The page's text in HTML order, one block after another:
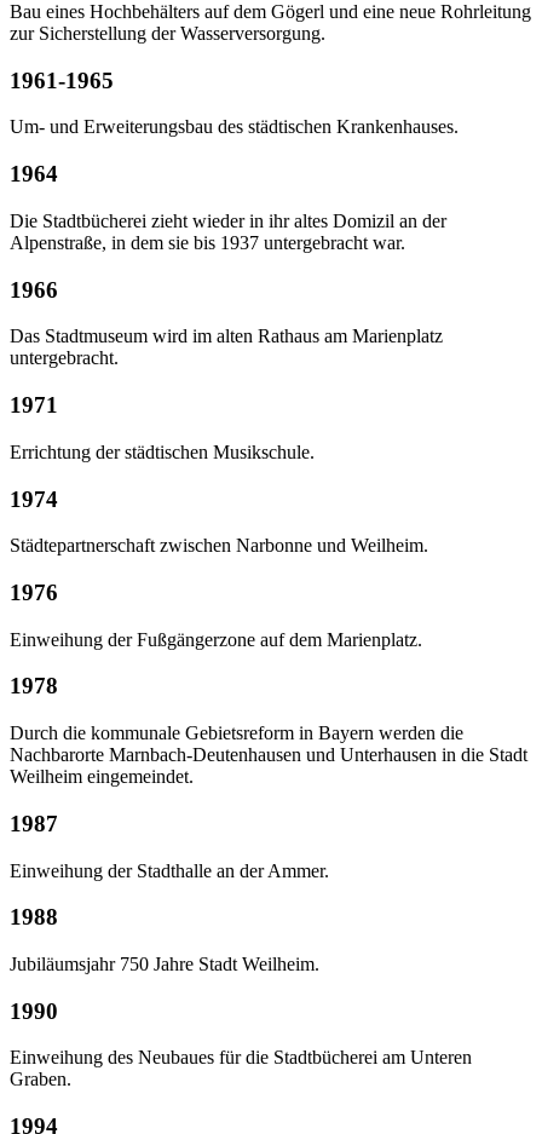
Bau eines Hochbehälters auf dem Gögerl und eine neue Rohrleitung
zur Sicherstellung der Wasserversorgung.
1961-1965
Um- und Erweiterungsbau des städtischen Krankenhauses.
1964
Die Stadtbücherei zieht wieder in ihr altes Domizil an der
Alpenstraße, in dem sie bis 1937 untergebracht war.
1966
Das Stadtmuseum wird im alten Rathaus am Marienplatz
untergebracht.
1971
Errichtung der städtischen Musikschule.
1974
Städtepartnerschaft zwischen Narbonne und Weilheim.
1976
Einweihung der Fußgängerzone auf dem Marienplatz.
1978
Durch die kommunale Gebietsreform in Bayern werden die
Nachbarorte Marnbach-Deutenhausen und Unterhausen in die Stadt
Weilheim eingemeindet.
1987
Einweihung der Stadthalle an der Ammer.
1988
Jubiläumsjahr 750 Jahre Stadt Weilheim.
1990
Einweihung des Neubaues für die Stadtbücherei am Unteren
Graben.
1994